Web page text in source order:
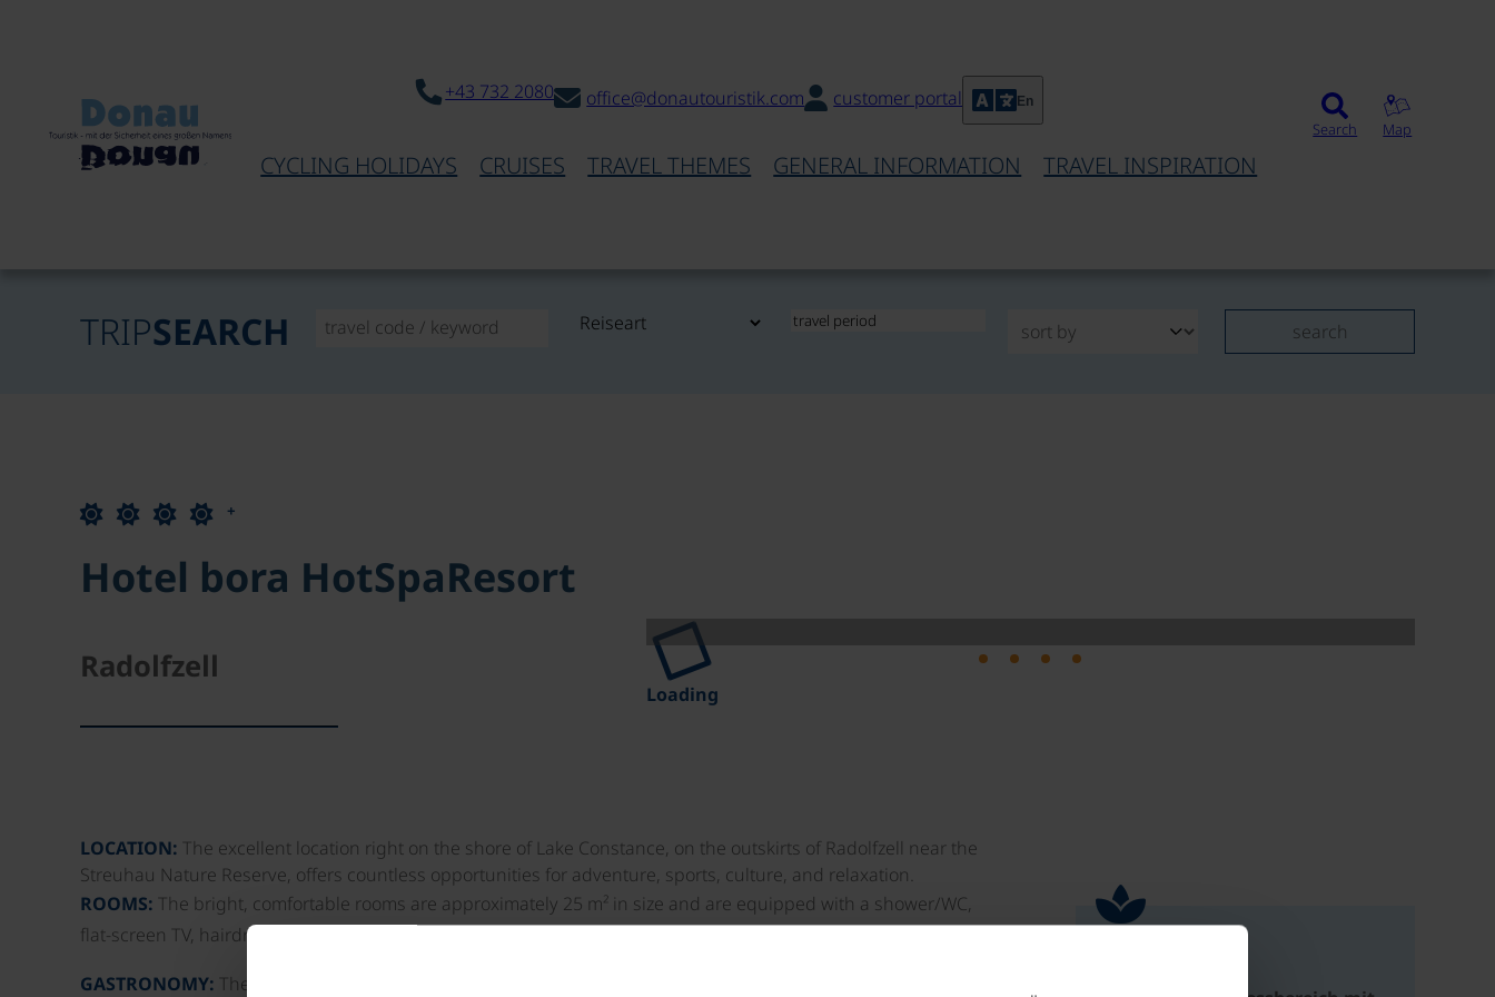
+43 732 2080 office@donautouristik.com customer portal En
CYCLING HOLIDAYS CRUISES TRAVEL THEMES GENERAL INFORMATION TRAVEL INSPIRATION
Search Map
TRIPSEARCH search
+
Hotel bora HotSpaResort
Radolfzell
Loading
LOCATION: The excellent location right on the shore of Lake Constance, on the outskirts of Radolfzell near the
Streuhau Nature Reserve, offers countless opportunities for adventure, sports, culture, and relaxation.
ROOMS: The bright, comfortable rooms are approximately 25 m² in size and are equipped with a shower/WC,
flat-screen TV, hairdryer, safe, minibar, Wi-Fi internet, and balcony.
GASTRONOMY: The breakfast offers a wide selection of fresh regional dishes, pastries, juices, teas, and